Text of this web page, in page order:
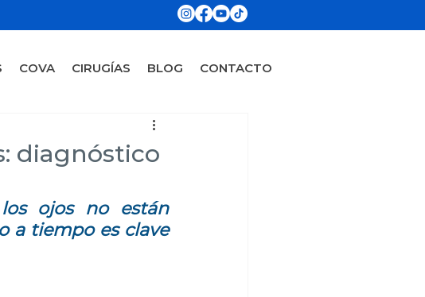
COVA CIRUGÍAS BLOG CONTACTO
diagnóstico
ojos no están
a tiempo es clave